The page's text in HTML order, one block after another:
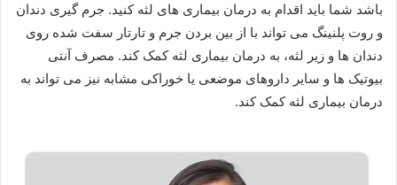
باشد شما باید اقدام به درمان بیماری های لثه کنید. جرم گیری دندان
و روت پلنینگ می تواند با از بین بردن جرم و تارتار سفت شده روی
دندان ها و زیر لثه، به درمان بیماری لثه کمک کند. مصرف آنتی
بیوتیک ها و سایر داروهای موضعی یا خوراکی مشابه نیز می تواند به
درمان بیماری لثه کمک کند.